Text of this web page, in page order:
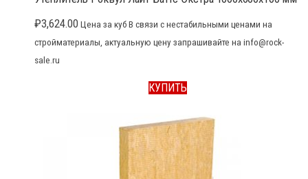
₽3,624.00 Цена за куб В связи с нестабильными ценами на
стройматериалы, актуальную цену запрашивайте на info@rock-
sale.ru
КУПИТЬ